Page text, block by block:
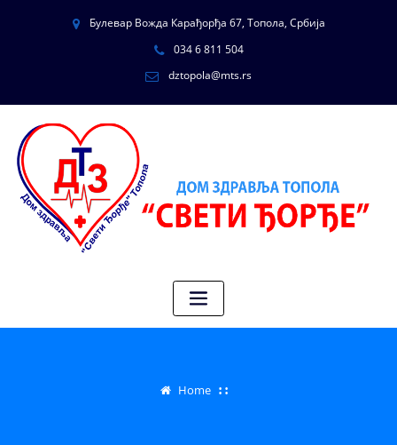
Булевар Вожда Карађорђа 67, Топола, Србија
034 6 811 504
dztopola@mts.rs
Home